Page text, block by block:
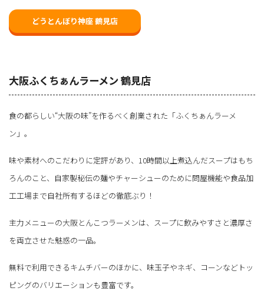
どうとんぼり神座 鶴見店
大阪ふくちぁんラーメン 鶴見店
食の都らしい“大阪の味”を作るべく創業された「ふくちぁんラーメ
ン」。
味や素材へのこだわりに定評があり、10時間以上煮込んだスープはもち
ろんのこと、自家製秘伝の麺やチャーシューのために問屋機能や食品加
工工場まで自社所有するほどの徹底ぶり！
主力メニューの大阪とんこつラーメンは、スープに飲みやすさと濃厚さ
を両立させた魅惑の一品。
無料で利用できるキムチバーのほかに、味玉子やネギ、コーンなどトッ
ピングのバリエーションも豊富です。